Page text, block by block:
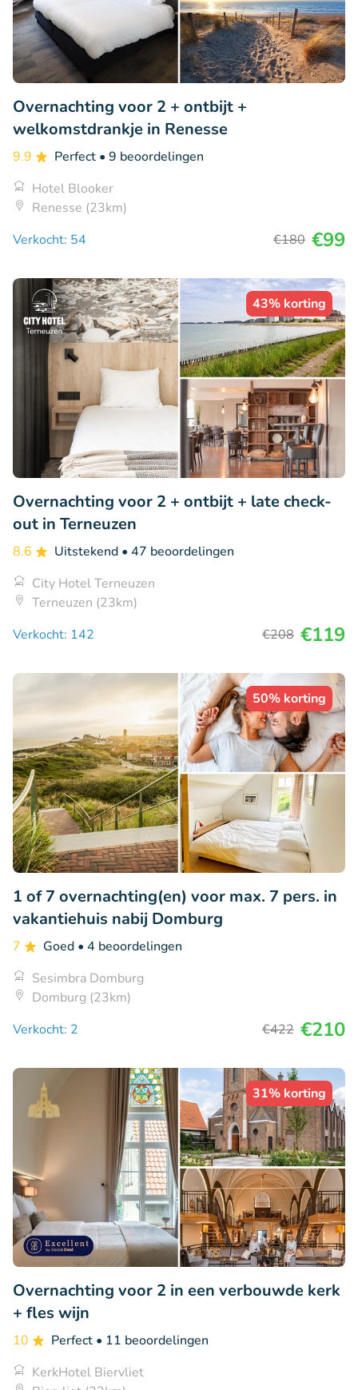
Overnachting voor 2 + ontbijt +
welkomstdrankje in Renesse
9.9 Perfect • 9 beoordelingen
Hotel Blooker
Renesse (23km)
Verkocht: 54
€180 €99
43% korting
Overnachting voor 2 + ontbijt + late check-
out in Terneuzen
8.6 Uitstekend • 47 beoordelingen
City Hotel Terneuzen
Terneuzen (23km)
Verkocht: 142
€208 €119
50% korting
1 of 7 overnachting(en) voor max. 7 pers. in
vakantiehuis nabij Domburg
7 Goed • 4 beoordelingen
Sesimbra Domburg
Domburg (23km)
Verkocht: 2
€422 €210
31% korting
Overnachting voor 2 in een verbouwde kerk
+ fles wijn
10 Perfect • 11 beoordelingen
KerkHotel Biervliet